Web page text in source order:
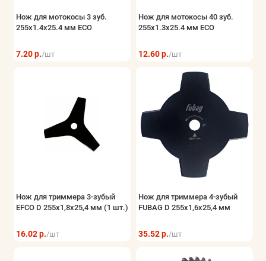
Нож для мотокосы 3 зуб.
255х1.4х25.4 мм ECO
7.20 р./шт
Нож для мотокосы 40 зуб.
255х1.3х25.4 мм ECO
12.60 р./шт
Нож для триммера 3-зубый
EFCO D 255х1,8х25,4 мм (1 шт.)
16.02 р./шт
Нож для триммера 4-зубый
FUBAG D 255х1,6х25,4 мм
35.52 р./шт